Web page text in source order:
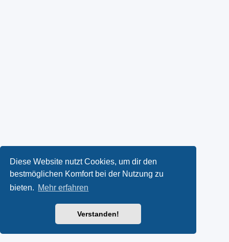
Diese Website nutzt Cookies, um dir den
bestmöglichen Komfort bei der Nutzung zu
bieten. Mehr erfahren
Verstanden!